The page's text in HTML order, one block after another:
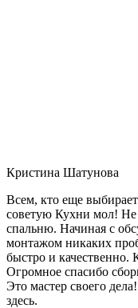
Кристина Шатунова
Всем, кто еще
советую Кухни мол! Не
спальню. Начиная с
монтажом никаких
быстро и качественно.
Огромное спасибо
Это мастер своего
здесь.